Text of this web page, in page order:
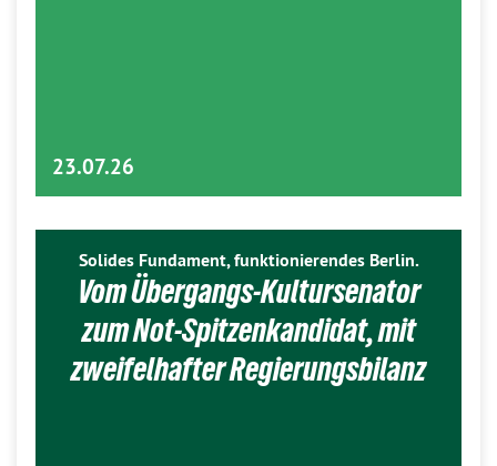
23.07.26
Solides Fundament, funktionierendes Berlin.
Vom Übergangs-Kultursenator
zum Not-Spitzenkandidat, mit
zweifelhafter Regierungsbilanz